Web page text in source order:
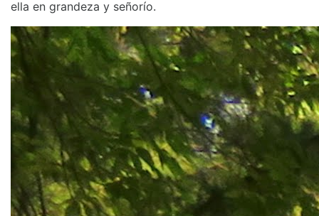
ella en grandeza y señorío.